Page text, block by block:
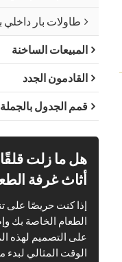
طاولات بار داخلي
المبيعات الساخنة
القادمون الجدد
قمم الجدول بالجملة
هل ما زلت قلقًا
أثاث غرفة
إذا كنت حريصًا
الطعام الخاصة بك
على التصميم لهذه
الوقت المثالي